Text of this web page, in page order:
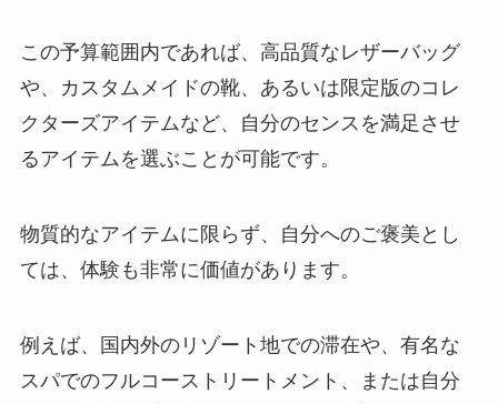
この予算範囲内であれば、高品質なレザーバッグ
や、カスタムメイドの靴、あるいは限定版のコレ
クターズアイテムなど、自分のセンスを満足させ
るアイテムを選ぶことが可能です。
物質的なアイテムに限らず、自分へのご褒美とし
ては、体験も非常に価値があります。
例えば、国内外のリゾート地での滞在や、有名な
スパでのフルコーストリートメント、または自分